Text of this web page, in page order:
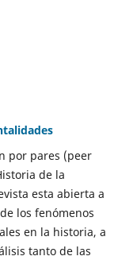
por pares (peer
de la
esta abierta a
los fenómenos
en la historia, a
tanto de las